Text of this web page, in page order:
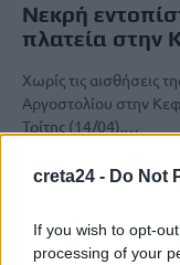
creta24 - Do Not
If you wish to opt-
processing of your
Νεκρή
πλατεία στην
Χωρίς τις αισθήσεις
Αργοστολίου στην
Τρίτης (14/04).…
ΡΟΗ ΕΙΔΗΣΕΩΝ